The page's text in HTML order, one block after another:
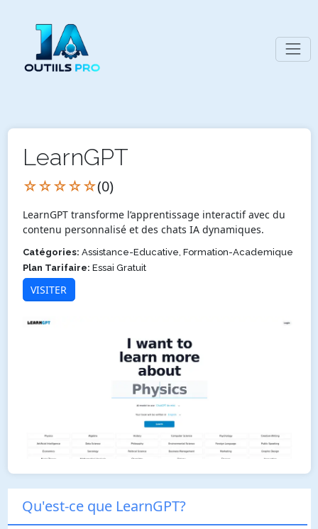
LearnGPT
☆☆☆☆☆(0)
LearnGPT transforme l’apprentissage interactif avec du
contenu personnalisé et des chats IA dynamiques.
Catégories: Assistance-Educative, Formation-Academique
Plan Tarifaire: Essai Gratuit
VISITER
Qu'est-ce que LearnGPT?